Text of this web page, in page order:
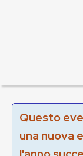
Questo
una nuova